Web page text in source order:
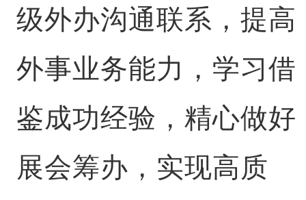
级外办沟通联系，提高
外事业务能力，学习借
鉴成功经验，精心做好
展会筹办，实现高质